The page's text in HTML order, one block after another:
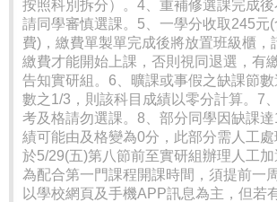
按照科別拆分）。4、重補修選課完成後
請同學審慎選課。5、一學分收取245元(
費)，繳費單製單完成後將放置班級櫃，
繳費才能開始上課，否則視同退選，有
告知實研組。6、曠課或事假之缺課節
數之1/3，則該科目成績以零分計算。7
考及格請勿選課。8、部分同學因缺課
績可能由及格變為0分，此部分需人工
於5/29(五)第八節前至實研組辦理人工加
為配合第一門課程開課時間，須提前一
以學校網頁及手機APP訊息為主，但若